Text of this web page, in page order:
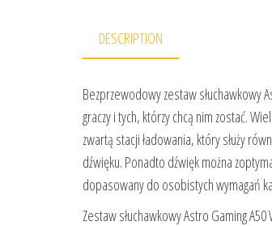
DESCRIPTION
Bezprzewodowy zestaw słuchawkowy
graczy i tych, którzy chcą nim zostać.
zwartą stacji ładowania, który służy
dźwięku. Ponadto dźwięk można
dopasowany do osobistych wymagań
Zestaw słuchawkowy Astro Gaming